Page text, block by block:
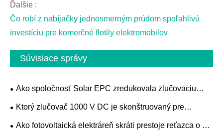
Ďalšie :
Čo robí z nabíjačky jednosmerným prúdom spoľahlivú
investíciu pre komerčné flotily elektromobilov
Súvisiace správy
Ako spoločnosť Solar EPC zredukovala zlučovaciu
skriňu o 70 % s krytmi Soutya DC
Ktorý zlučovač 1000 V DC je skonštruovaný pre
spoľahlivý FV napájanie
Ako fotovoltaická elektráreň skráti prestoje reťazca o 60